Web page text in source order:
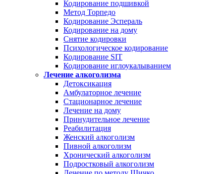
Кодирование подшивкой
Метод Торпедо
Кодирование Эспераль
Кодирование на дому
Снятие кодировки
Психологическое кодирование
Кодирование SIT
Кодирование иглоукалыванием
Лечение алкоголизма
Детоксикация
Амбулаторное лечение
Стационарное лечение
Лечение на дому
Принудительное лечение
Реабилитация
Женский алкоголизм
Пивной алкоголизм
Хронический алкоголизм
Подростковый алкоголизм